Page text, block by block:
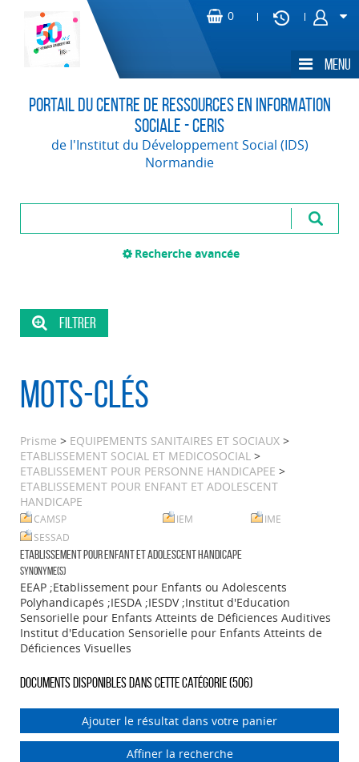
Portail du Centre de Ressources en Information
Sociale - CERIS
de l'Institut du Développement Social (IDS)
Normandie
Recherche avancée
Mots-clés
Prisme > EQUIPEMENTS SANITAIRES ET SOCIAUX >
ETABLISSEMENT SOCIAL ET MEDICOSOCIAL >
ETABLISSEMENT POUR PERSONNE HANDICAPEE >
ETABLISSEMENT POUR ENFANT ET ADOLESCENT
HANDICAPE
CAMSP IEM
IME
SESSAD
ETABLISSEMENT POUR ENFANT ET ADOLESCENT HANDICAPE
Synonyme(s)
EEAP ;Etablissement pour Enfants ou Adolescents
Polyhandicapés ;IESDA ;IESDV ;Institut d'Education
Sensorielle pour Enfants Atteints de Déficiences Auditives
Institut d'Education Sensorielle pour Enfants Atteints de
Déficiences Visuelles
Documents disponibles dans cette catégorie (506)
Ajouter le résultat dans votre panier
Affiner la recherche